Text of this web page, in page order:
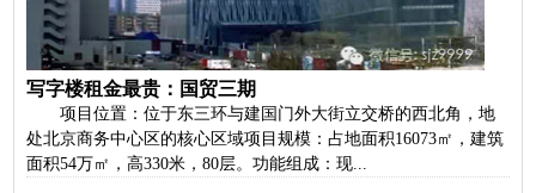
写字楼租金最贵：国贸三期
项目位置：位于东三环与建国门外大街立交桥的西北角，地
处北京商务中心区的核心区域项目规模：占地面积16073㎡，建筑
面积54万㎡，高330米，80层。功能组成：现...